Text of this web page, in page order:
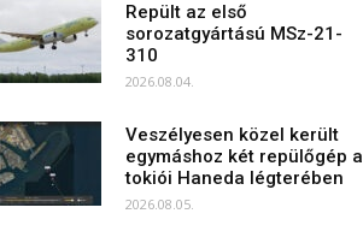
Repült az első
sorozatgyártású MSz-21-
310
2026.08.04.
Veszélyesen közel került
egymáshoz két repülőgép a
tokiói Haneda légterében
2026.08.05.